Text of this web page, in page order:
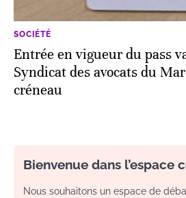
SOCIÉTÉ
Entrée en vigueur du pass
Syndicat des avocats du
créneau
Bienvenue dans l’espace
Nous souhaitons un espace de